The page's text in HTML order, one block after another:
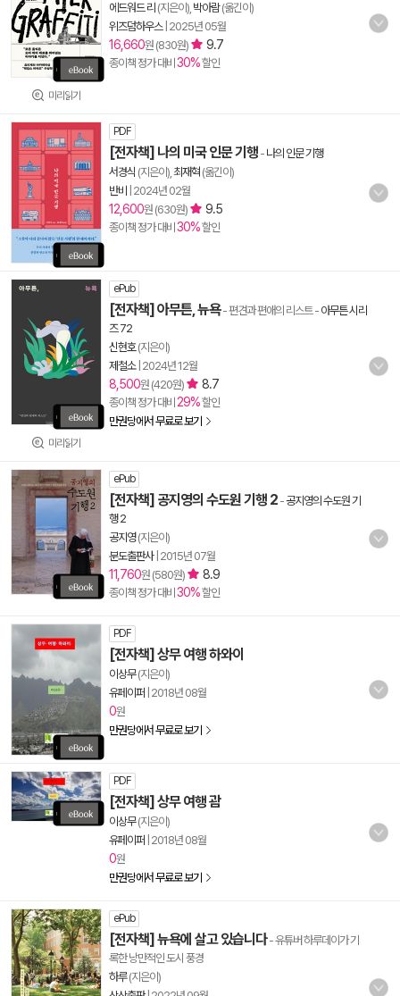
미리읽기
에드워드 리 (지은이), 박아람(옮긴이)
위즈덤하우스| 2025년 05월
16,660원 (830원) 9.7
종이책 정가 대비 30%할인
PDF
[전자책] 나의 미국 인문 기행 - 나의 인문 기행
서경식 (지은이), 최재혁 (옮긴이)
반비
2024년 02월
12,600원 (630원) 9.5
종이책 정가 대비 30%할인
미리읽기
ePub
[전자책] 아무튼, 뉴욕- 편견과 편애의 리스트- 아무튼 시리
즈 72
신현호(지은이)
제철소| 2024년 12월
8,500원 (420원) 8.7
종이책 정가 대비 29%할인
만권당에서 무료로 보기
ePub
[전자책] 공지영의 수도원 기행 2 -공지영의 수도원 기
행 2
공지영(지은이)
분도출판사| 2015년 07월
11,760원 (580원) 8.9
종이책 정가 대비 30%할인
PDF
[전자책] 상무 여행 하와이
이상무(지은이)
유페이퍼 2018년 08월
0원
만권당에서 무료로 보기
PDF
[전자책] 상무 여행 괌
이상무(지은이)
유페이퍼 2018년 08월
0원
만권당에서 무료로 보기
ePub
[전자책] 뉴욕에 살고 있습니다- 유튜버 하루데이가 기
록한 낭만적인 도시 풍경
하루(지은이)